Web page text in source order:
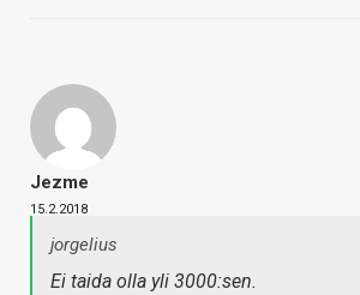
Jezme
15.2.2018
jorgelius
Ei taida olla yli 3000:sen.